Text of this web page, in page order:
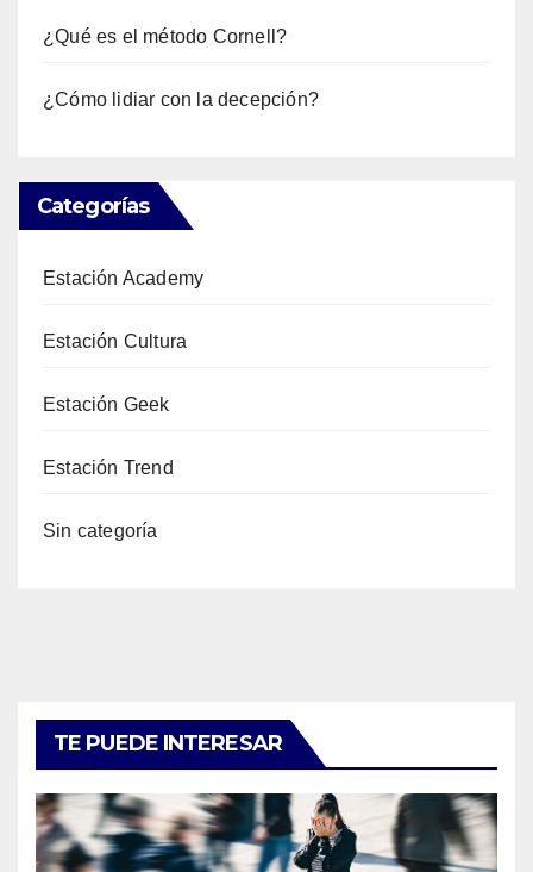
¿Qué es el método Cornell?
¿Cómo lidiar con la decepción?
Categorías
Estación Academy
Estación Cultura
Estación Geek
Estación Trend
Sin categoría
TE PUEDE INTERESAR